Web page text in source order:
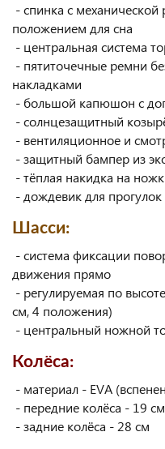
- спинка с
положением для сна
- центральная система
- пятиточечные ремни
накладками
- большой капюшон с
- солнцезащитный
- вентиляционное и
- защитный бампер из
- тёплая накидка на
- дождевик для прогулок
Шасси:
- система фиксации
движения прямо
- регулируемая по
см, 4 положения)
- центральный ножной
Колёса:
- материал - EVA
- передние колёса - 19 см
- задние колёса - 28 см